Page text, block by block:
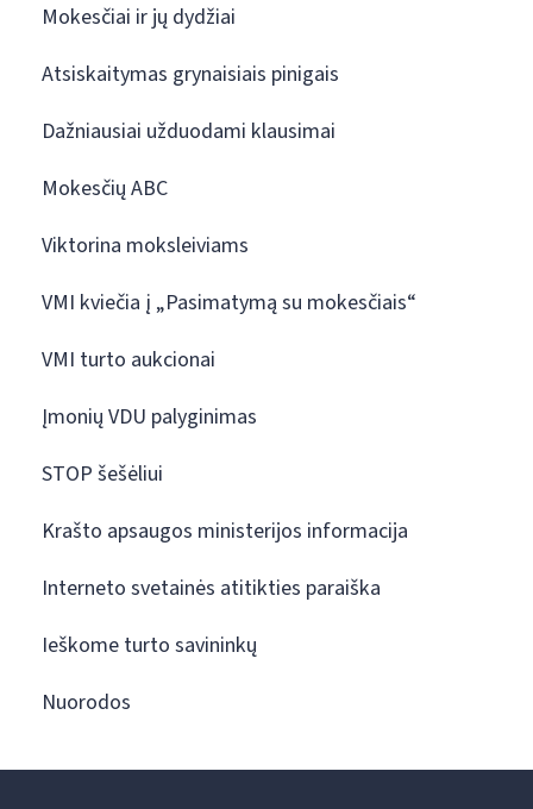
Mokesčiai ir jų dydžiai
Atsiskaitymas grynaisiais pinigais
Dažniausiai užduodami klausimai
Mokesčių ABC
Viktorina moksleiviams
VMI kviečia į „Pasimatymą su mokesčiais“
VMI turto aukcionai
Įmonių VDU palyginimas
STOP šešėliui
Krašto apsaugos ministerijos informacija
Interneto svetainės atitikties paraiška
Ieškome turto savininkų
Nuorodos